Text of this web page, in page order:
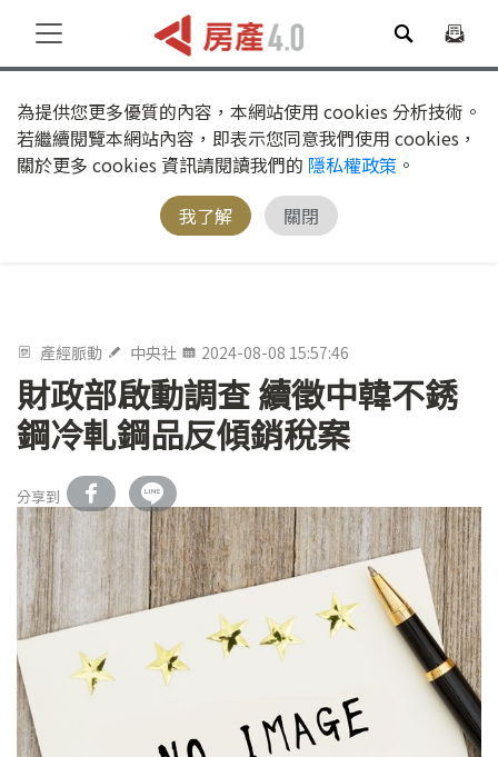
為提供您更多優質的內容，本網站使用 cookies 分析技術。
若繼續閱覽本網站內容，即表示您同意我們使用 cookies，
關於更多 cookies 資訊請閱讀我們的 隱私權政策 。
我了解
關閉
產經脈動 中央社 2024-08-08 15:57:46
財政部啟動調查 續徵中韓不銹
鋼冷軋鋼品反傾銷稅案
分享到